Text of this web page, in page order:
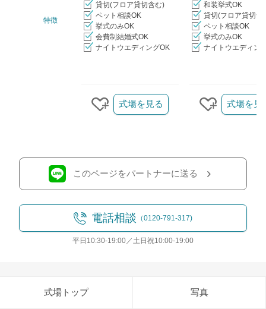
特徴
貸切(フロア貸切含む)
ペット相談OK
挙式のみOK
会費制結婚式OK
ナイトウエディングOK
和装挙式OK
貸切(フロア貸切含
ペット相談OK
挙式のみOK
ナイトウエディン
クリップする
式場を見る
クリップす
式場を見
このページをパートナーに送る
電話相談 （0120-791-317)
平日10:30-19:00／土日祝10:00-19:00
式場トップ 写真